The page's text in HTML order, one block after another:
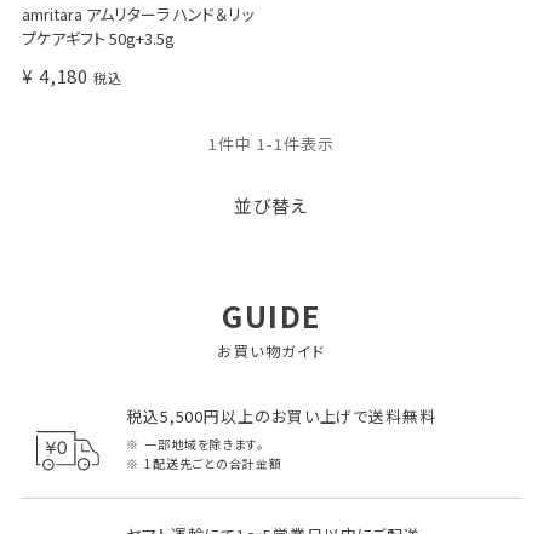
amritara アムリターラ ハンド＆リッ
プケアギフト 50g+3.5g
¥ 4,180 税込
並び替え
1件中 1 -1 件表示
GUIDE
お買い物ガイド
税込5,500円以上のお買い上げで送料無料
一部地域を除きます。
1配送先ごとの合計金額